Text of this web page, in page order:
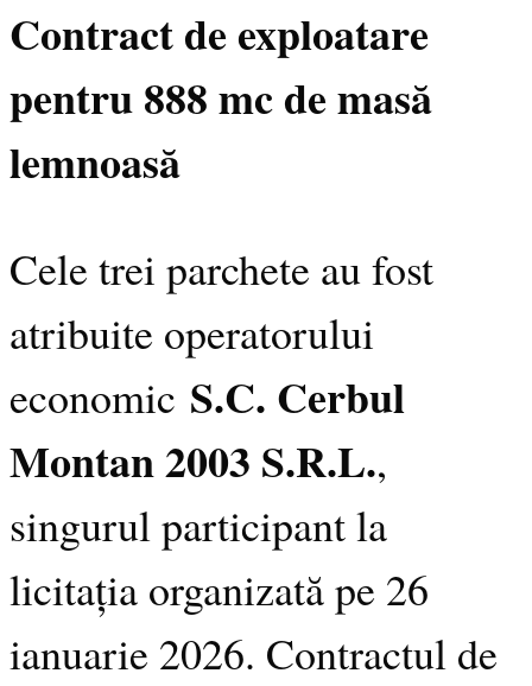
Contract de exploatare
pentru 888 mc de masă
lemnoasă
Cele trei parchete au fost
atribuite operatorului
economic S.C. Cerbul
Montan 2003 S.R.L.,
singurul participant la
licitația organizată pe 26
ianuarie 2026. Contractul de